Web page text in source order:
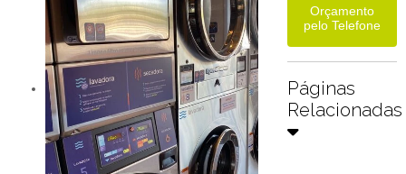
Orçamento
pelo Telefone
Páginas
Relacionadas